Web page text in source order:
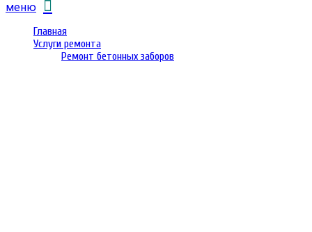
меню
Главная
Услуги ремонта
Ремонт бетонных заборов